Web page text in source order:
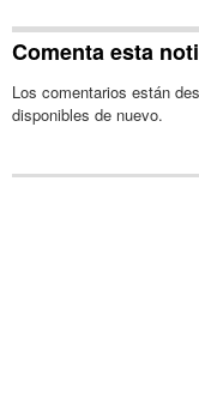
Comenta esta
Los comentarios están
disponibles de nuevo.